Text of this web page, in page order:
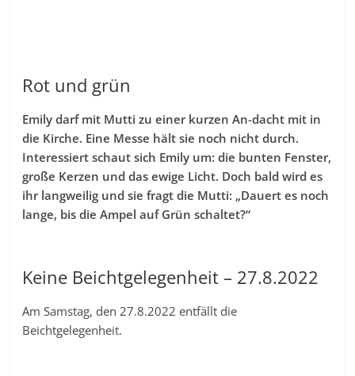
Rot und grün
Emily darf mit Mutti zu einer kurzen An-dacht mit in
die Kirche. Eine Messe hält sie noch nicht durch.
Interessiert schaut sich Emily um: die bunten Fenster,
große Kerzen und das ewige Licht. Doch bald wird es
ihr langweilig und sie fragt die Mutti: „Dauert es noch
lange, bis die Ampel auf Grün schaltet?“
Keine Beichtgelegenheit – 27.8.2022
Am Samstag, den 27.8.2022 entfällt die
Beichtgelegenheit.